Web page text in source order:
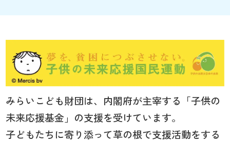
みらいこども財団は、内閣府が主宰する「子供の
未来応援基金」の支援を受けています。
子どもたちに寄り添って草の根で支援活動をする